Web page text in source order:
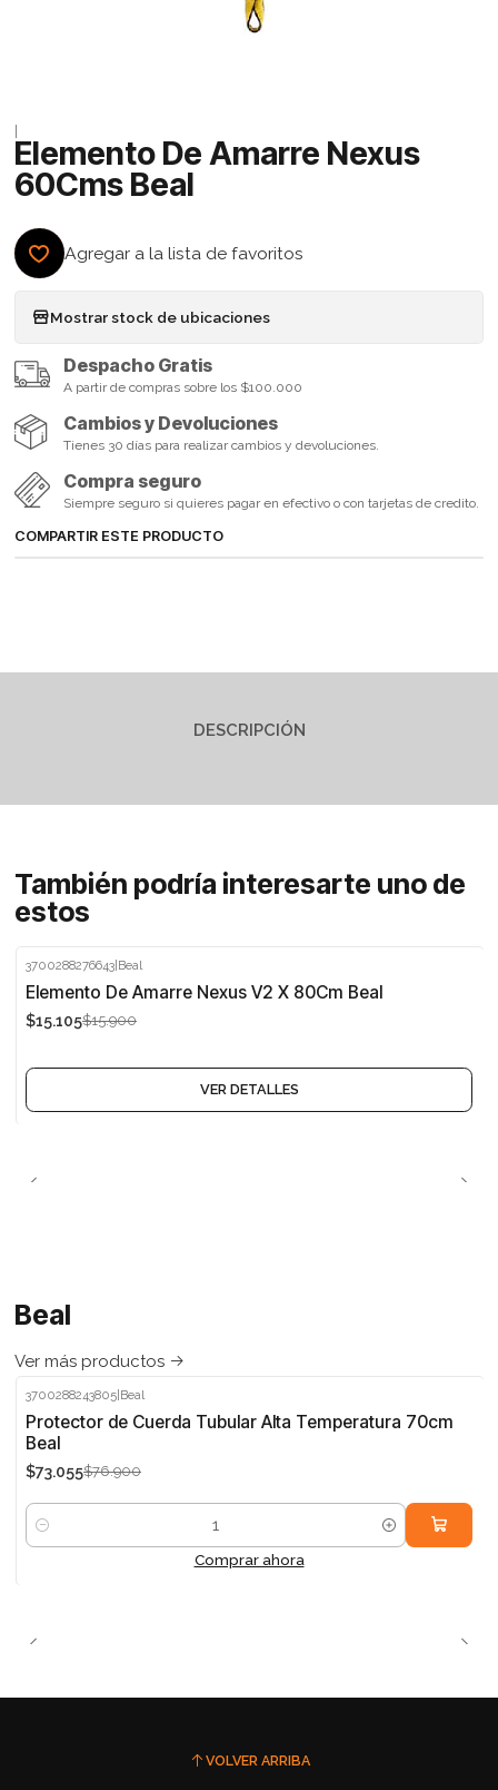
|
Elemento De Amarre Nexus
60Cms Beal
Agregar a la lista de favoritos
Mostrar stock de ubicaciones
Despacho Gratis
A partir de compras sobre los $100.000
Cambios y Devoluciones
Tienes 30 días para realizar cambios y devoluciones.
Compra seguro
Siempre seguro si quieres pagar en efectivo o con tarjetas de credito.
COMPARTIR ESTE PRODUCTO
DESCRIPCIÓN
También podría interesarte uno de
estos
-5%
Agotado
3700288276643|Beal
Elemento De Amarre Nexus V2 X 80Cm Beal
$15.105$15.900
VER DETALLES
Beal
Ver más productos
-5%
3700288243805 Beal
Protector de Cuerda Tubular Alta Temperatura 70cm
Beal
$73.055$76.900
Cantidad
Comprar ahora
VOLVER ARRIBA